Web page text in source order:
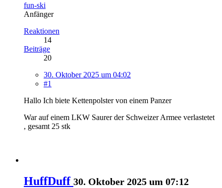
fun-ski
Anfänger
Reaktionen
14
Beiträge
20
30. Oktober 2025 um 04:02
#1
Hallo Ich biete Kettenpolster von einem Panzer
War auf einem LKW Saurer der Schweizer Armee verlastetet
, gesamt 25 stk
HuffDuff 30. Oktober 2025 um 07:12